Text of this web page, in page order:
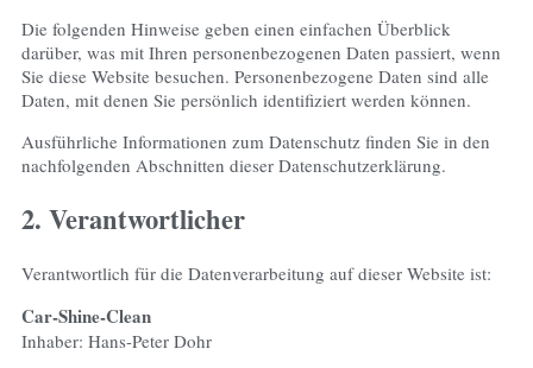
Die folgenden Hinweise geben einen einfachen Überblick
darüber, was mit Ihren personenbezogenen Daten passiert, wenn
Sie diese Website besuchen. Personenbezogene Daten sind alle
Daten, mit denen Sie persönlich identifiziert werden können.
Ausführliche Informationen zum Datenschutz finden Sie in den
nachfolgenden Abschnitten dieser Datenschutzerklärung.
2. Verantwortlicher
Verantwortlich für die Datenverarbeitung auf dieser Website ist:
Car-Shine-Clean
Inhaber: Hans-Peter Dohr